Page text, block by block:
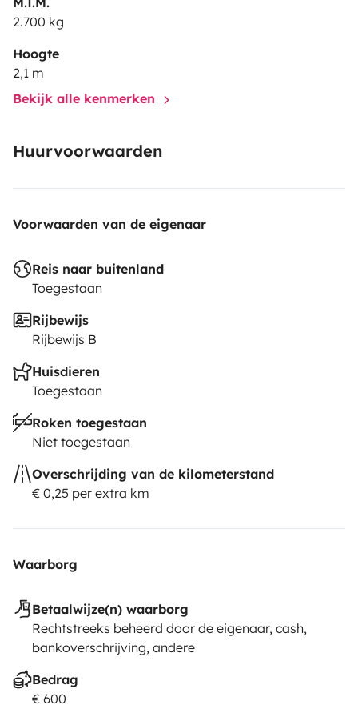
unforgettable experiences.
2.700 kg
Hoogte
2,1 m
Bekijk alle kenmerken
Huurvoorwaarden
Voorwaarden van de eigenaar
Reis naar buitenland
Toegestaan
Rijbewijs
Rijbewijs B
Huisdieren
Toegestaan
Roken toegestaan
Niet toegestaan
Overschrijding van de kilometerstand
€ 0,25 per extra km
Waarborg
Betaalwijze(n) waarborg
Rechtstreeks beheerd door de eigenaar, cash,
bankoverschrijving, andere
Bedrag
€ 600